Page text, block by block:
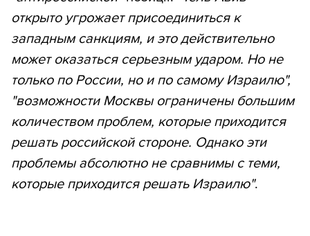
открыто угрожает присоединиться к
западным санкциям, и это действительно
может оказаться серьезным ударом. Но не
только по России, но и по самому Израилю",
"возможности Москвы ограничены большим
количеством проблем, которые приходится
решать российской стороне. Однако эти
проблемы абсолютно не сравнимы с теми,
которые приходится решать Израилю".